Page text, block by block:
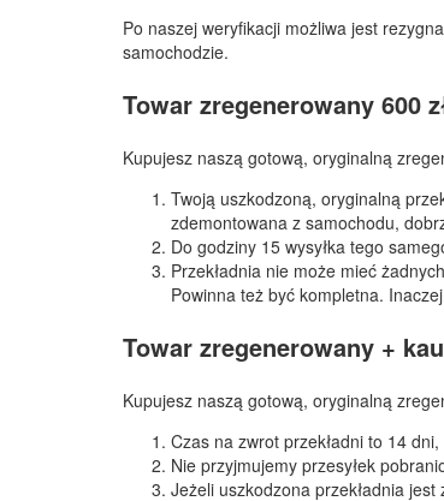
Po naszej weryfikacji możliwa jest
samochodzie.
Towar zregenerowany 600
Kupujesz naszą gotową, oryginalną
Twoją uszkodzoną, oryginalną
zdemontowana z samochodu,
Do godziny 15 wysyłka tego
Przekładnia nie może mieć
Powinna też być kompletna.
Towar zregenerowany +
Kupujesz naszą gotową, oryginalną
Czas na zwrot przekładni to 14
Nie przyjmujemy przesyłek
Jeżeli uszkodzona przekładnia